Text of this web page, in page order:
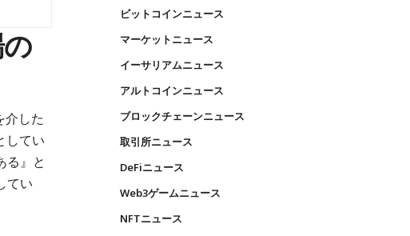
介した
してい
る』と
てい
ビットコインニュース
マーケットニュース
イーサリアムニュース
アルトコインニュース
ブロックチェーンニュース
取引所ニュース
DeFiニュース
Web3ゲームニュース
NFTニュース